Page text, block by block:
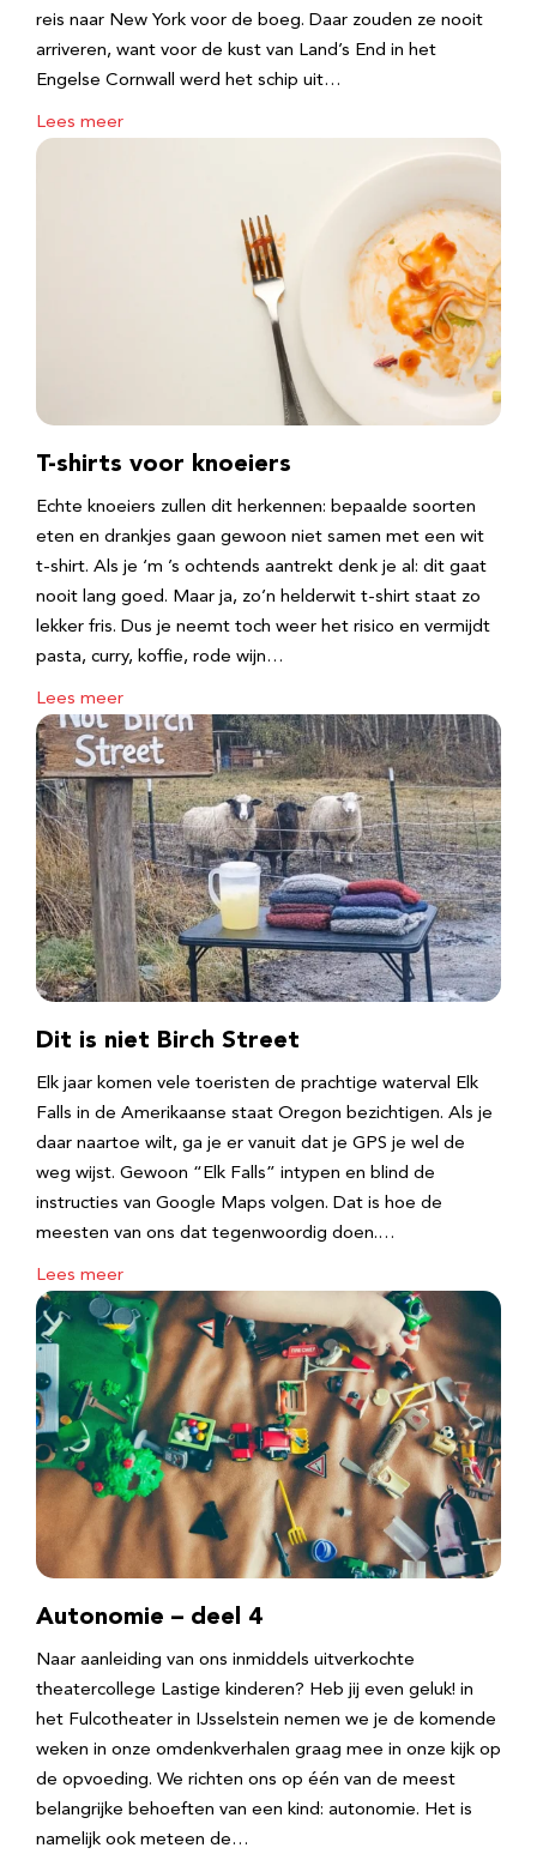
reis naar New York voor de boeg. Daar zouden ze nooit
arriveren, want voor de kust van Land’s End in het
Engelse Cornwall werd het schip uit…
Lees meer
T-shirts voor knoeiers
Echte knoeiers zullen dit herkennen: bepaalde soorten
eten en drankjes gaan gewoon niet samen met een wit
t-shirt. Als je ‘m ’s ochtends aantrekt denk je al: dit gaat
nooit lang goed. Maar ja, zo’n helderwit t-shirt staat zo
lekker fris. Dus je neemt toch weer het risico en vermijdt
pasta, curry, koffie, rode wijn…
Lees meer
Dit is niet Birch Street
Elk jaar komen vele toeristen de prachtige waterval Elk
Falls in de Amerikaanse staat Oregon bezichtigen. Als je
daar naartoe wilt, ga je er vanuit dat je GPS je wel de
weg wijst. Gewoon “Elk Falls” intypen en blind de
instructies van Google Maps volgen. Dat is hoe de
meesten van ons dat tegenwoordig doen.…
Lees meer
Autonomie – deel 4
Naar aanleiding van ons inmiddels uitverkochte
theatercollege Lastige kinderen? Heb jij even geluk! in
het Fulcotheater in IJsselstein nemen we je de komende
weken in onze omdenkverhalen graag mee in onze kijk op
de opvoeding. We richten ons op één van de meest
belangrijke behoeften van een kind: autonomie. Het is
namelijk ook meteen de…